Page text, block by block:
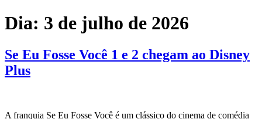
Dia: 3 de julho de 2026
Se Eu Fosse Você 1 e 2 chegam ao Disney
Plus
A franquia Se Eu Fosse Você é um clássico do cinema de comédia